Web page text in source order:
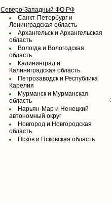
Северо-Западный ФО РФ
Санкт-Петербург и
Ленинградская область
Архангельск и Архангельская
область
Вологда и Вологодская
область
Калининград и
Калиниградская область
Петрозаводск и Республика
Карелия
Мурманск и Мурманская
область
Нарьян-Мар и Ненецкий
автономный округ
Новгород и Новгородская
область
Псков и Псковская область